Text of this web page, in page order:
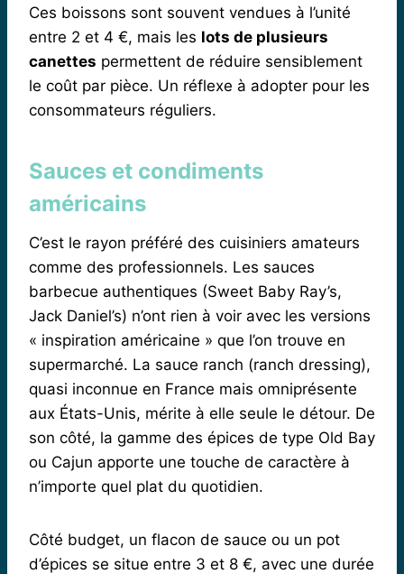
Ces boissons sont souvent vendues à l’unité
entre 2 et 4 €, mais les lots de plusieurs
canettes permettent de réduire sensiblement
le coût par pièce. Un réflexe à adopter pour les
consommateurs réguliers.
Sauces et condiments
américains
C’est le rayon préféré des cuisiniers amateurs
comme des professionnels. Les sauces
barbecue authentiques (Sweet Baby Ray’s,
Jack Daniel’s) n’ont rien à voir avec les versions
« inspiration américaine » que l’on trouve en
supermarché. La sauce ranch (ranch dressing),
quasi inconnue en France mais omniprésente
aux États-Unis, mérite à elle seule le détour. De
son côté, la gamme des épices de type Old Bay
ou Cajun apporte une touche de caractère à
n’importe quel plat du quotidien.
Côté budget, un flacon de sauce ou un pot
d’épices se situe entre 3 et 8 €, avec une durée